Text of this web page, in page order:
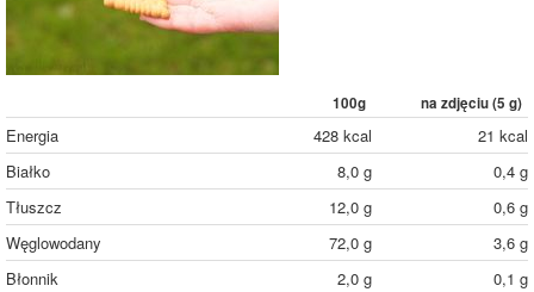
100g na zdjęciu (5 g)
Energia 428 kcal
21 kcal
Białko
8,0 g
0,4 g
Tłuszcz
12,0 g
0,6 g
Węglowodany
72,0 g
3,6 g
Błonnik
2,0 g 0,1 g